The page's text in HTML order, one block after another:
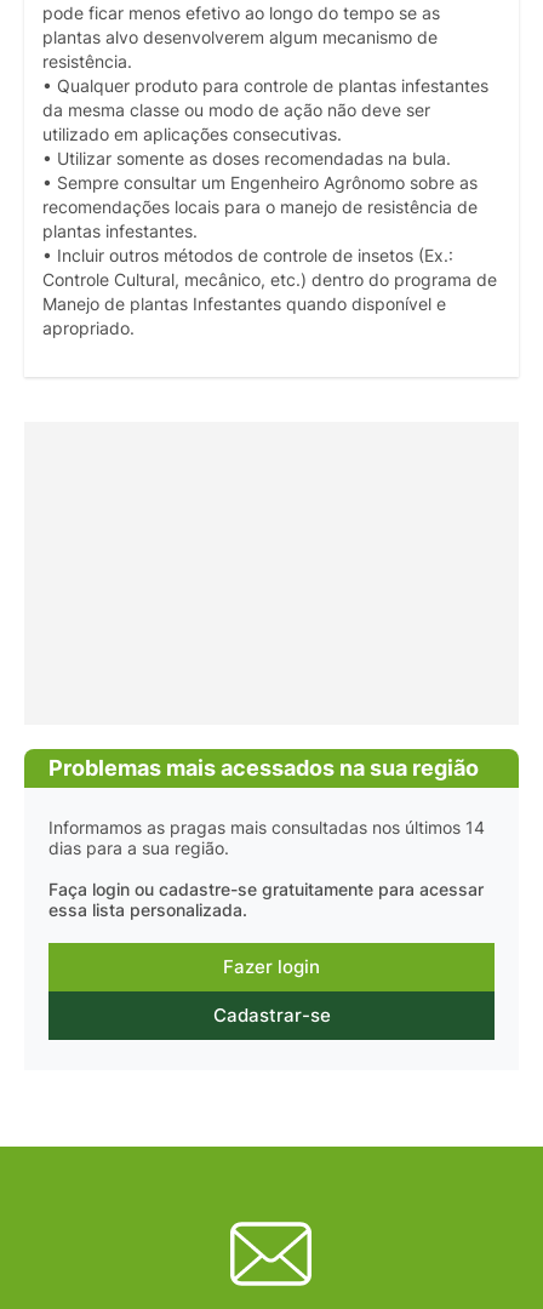
pode ficar menos efetivo ao longo do tempo se as
plantas alvo desenvolverem algum mecanismo de
resistência.
• Qualquer produto para controle de plantas infestantes
da mesma classe ou modo de ação não deve ser
utilizado em aplicações consecutivas.
• Utilizar somente as doses recomendadas na bula.
• Sempre consultar um Engenheiro Agrônomo sobre as
recomendações locais para o manejo de resistência de
plantas infestantes.
• Incluir outros métodos de controle de insetos (Ex.:
Controle Cultural, mecânico, etc.) dentro do programa de
Manejo de plantas Infestantes quando disponível e
apropriado.
Problemas mais acessados na sua região
Informamos as pragas mais consultadas nos últimos 14
dias para a sua região.
Faça login ou cadastre-se gratuitamente para acessar
essa lista personalizada.
Fazer login
Cadastrar-se